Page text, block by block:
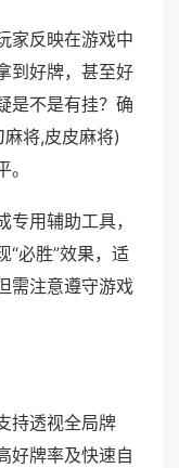
家反映在游戏中
到好牌，甚至好
是不是有挂？确
将,皮皮麻将)
用辅助工具，
“必胜”效果，适
需注意遵守游戏
持透视全局牌
好牌率及快速自